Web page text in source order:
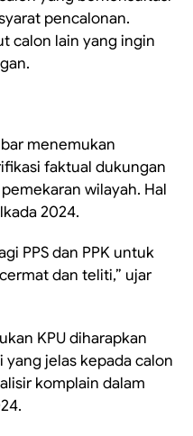
pencalonan.
calon lain yang ingin
menemukan
faktual dukungan
wilayah. Hal
2024.
PPS dan PPK untuk
dan teliti,” ujar
KPU diharapkan
jelas kepada calon
komplain dalam